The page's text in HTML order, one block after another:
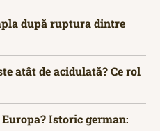
după ruptura dintre
atât de acidulată? Ce rol
Istoric german: